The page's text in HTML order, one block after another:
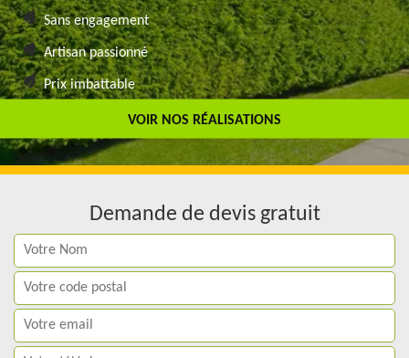
VOIR NOS RÉALISATIONS
Sans engagement
Artisan passionné
Prix imbattable
Travail de qualité
Demande de devis gratuit